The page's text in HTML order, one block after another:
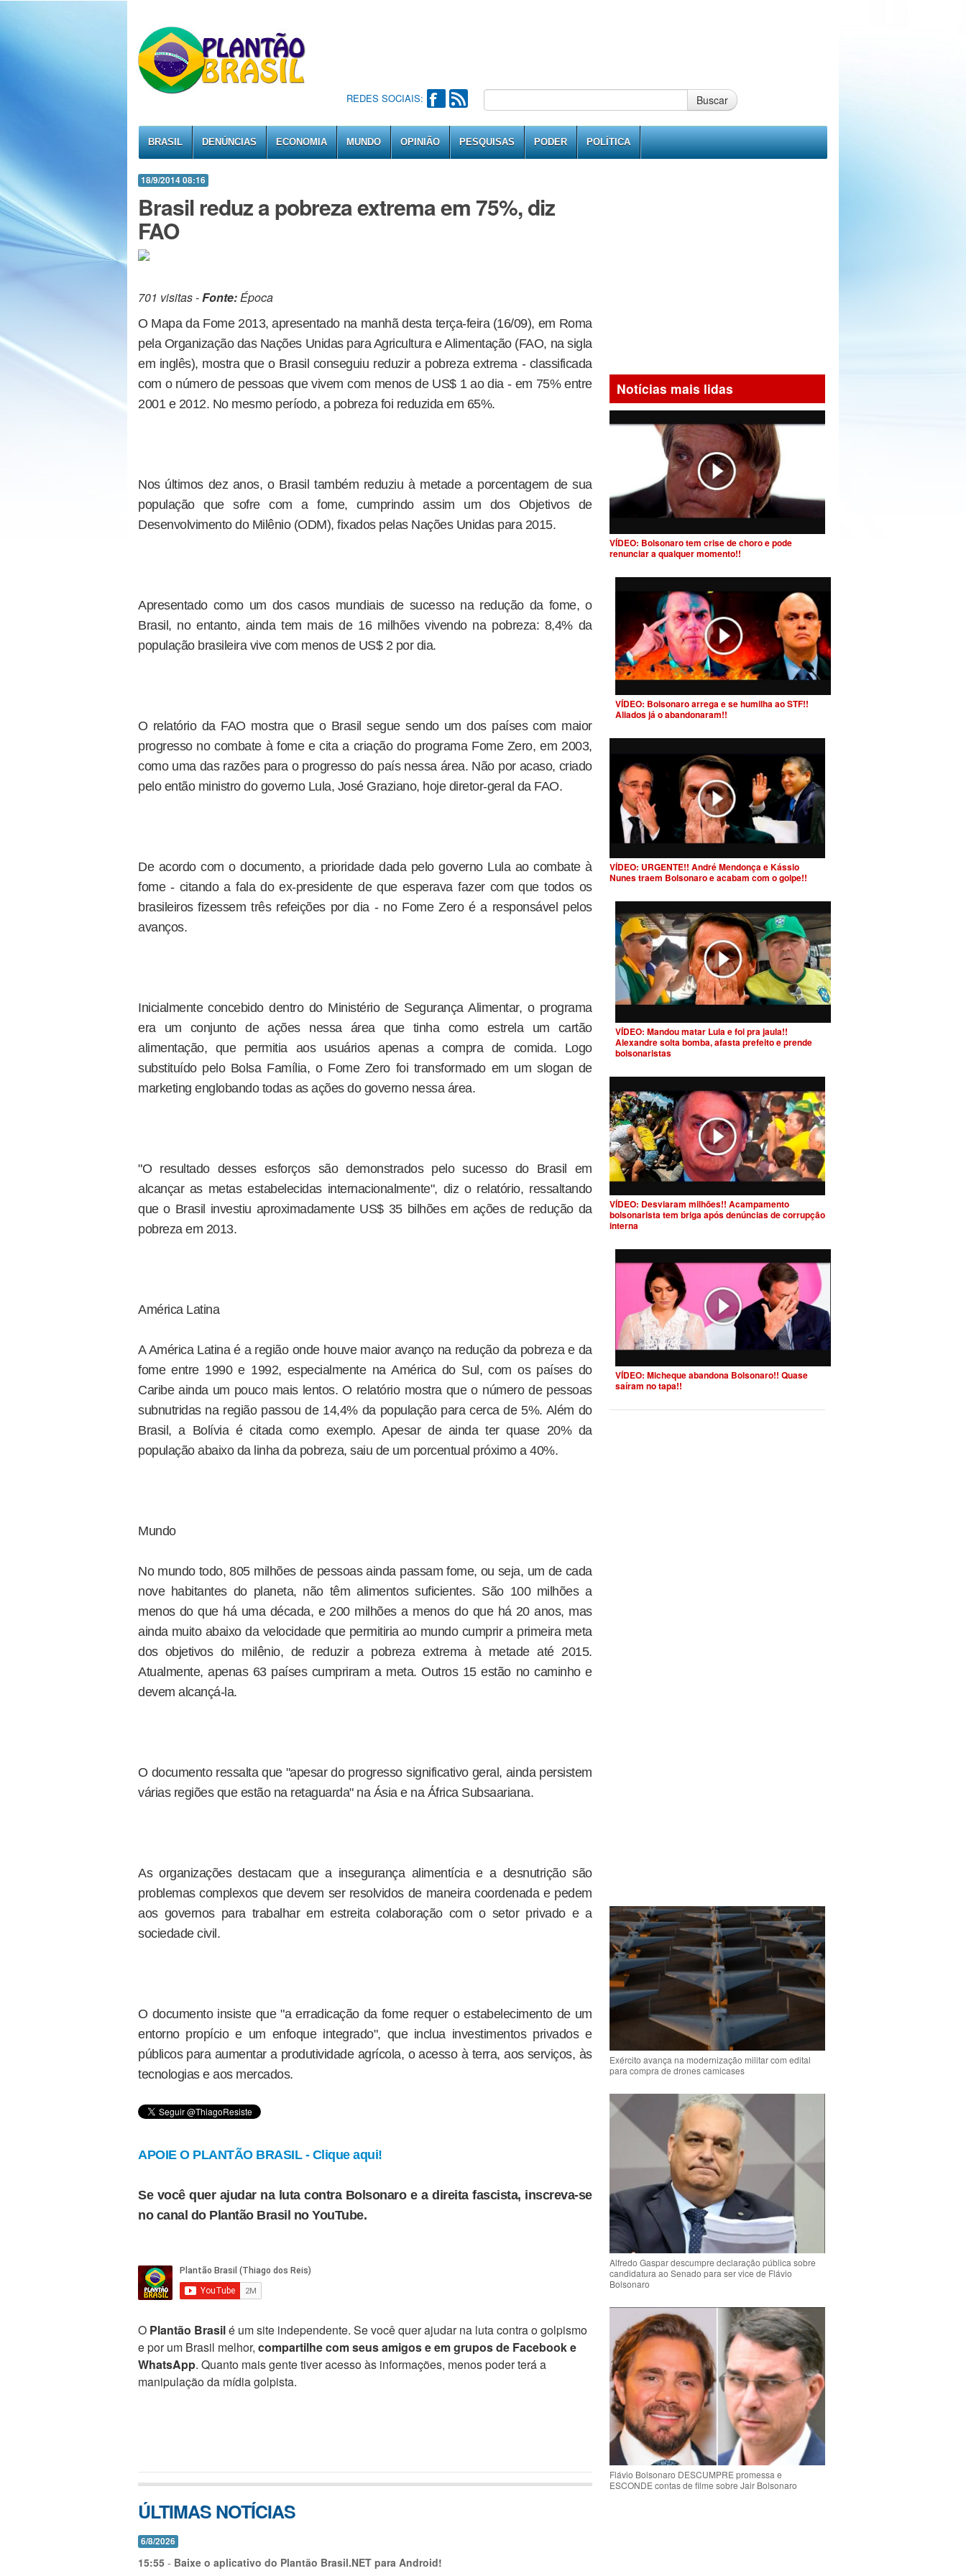
REDES SOCIAIS: Buscar
BRASIL DENÚNCIAS ECONOMIA MUNDO OPINIÃO PESQUISAS PODER POLÍTICA
18/9/2014 08:16
Brasil reduz a pobreza extrema em 75%, diz
FAO
701 visitas -Fonte:Época
O Mapa da Fome 2013, apresentado na manhã desta terça-feira (16/09), em Roma
pela Organização das Nações Unidas para Agricultura e Alimentação (FAO, na sigla
em inglês), mostra que o Brasil conseguiu reduzir a pobreza extrema - classificada
com o número de pessoas que vivem com menos de US$ 1 ao dia - em 75% entre
2001 e 2012. No mesmo período, a pobreza foi reduzida em 65%.
Nos últimos dez anos, o Brasil também reduziu à metade a porcentagem de sua
população que sofre com a fome, cumprindo assim um dos Objetivos de
Desenvolvimento do Milênio (ODM), fixados pelas Nações Unidas para 2015.
Apresentado como um dos casos mundiais de sucesso na redução da fome, o
Brasil, no entanto, ainda tem mais de 16 milhões vivendo na pobreza: 8,4% da
população brasileira vive com menos de US$ 2 por dia.
O relatório da FAO mostra que o Brasil segue sendo um dos países com maior
progresso no combate à fome e cita a criação do programa Fome Zero, em 2003,
como uma das razões para o progresso do país nessa área. Não por acaso, criado
pelo então ministro do governo Lula, José Graziano, hoje diretor-geral da FAO.
De acordo com o documento, a prioridade dada pelo governo Lula ao combate à
fome - citando a fala do ex-presidente de que esperava fazer com que todos os
brasileiros fizessem três refeições por dia - no Fome Zero é a responsável pelos
avanços.
Inicialmente concebido dentro do Ministério de Segurança Alimentar, o programa
era um conjunto de ações nessa área que tinha como estrela um cartão
alimentação, que permitia aos usuários apenas a compra de comida. Logo
substituído pelo Bolsa Família, o Fome Zero foi transformado em um slogan de
marketing englobando todas as ações do governo nessa área.
"O resultado desses esforços são demonstrados pelo sucesso do Brasil em
alcançar as metas estabelecidas internacionalmente", diz o relatório, ressaltando
que o Brasil investiu aproximadamente US$ 35 bilhões em ações de redução da
pobreza em 2013.
América Latina
A América Latina é a região onde houve maior avanço na redução da pobreza e da
fome entre 1990 e 1992, especialmente na América do Sul, com os países do
Caribe ainda um pouco mais lentos. O relatório mostra que o número de pessoas
subnutridas na região passou de 14,4% da população para cerca de 5%. Além do
Brasil, a Bolívia é citada como exemplo. Apesar de ainda ter quase 20% da
população abaixo da linha da pobreza, saiu de um porcentual próximo a 40%.
Mundo
No mundo todo, 805 milhões de pessoas ainda passam fome, ou seja, um de cada
nove habitantes do planeta, não têm alimentos suficientes. São 100 milhões a
menos do que há uma década, e 200 milhões a menos do que há 20 anos, mas
ainda muito abaixo da velocidade que permitiria ao mundo cumprir a primeira meta
dos objetivos do milênio, de reduzir a pobreza extrema à metade até 2015.
Atualmente, apenas 63 países cumpriram a meta. Outros 15 estão no caminho e
devem alcançá-la.
O documento ressalta que "apesar do progresso significativo geral, ainda persistem
várias regiões que estão na retaguarda" na Ásia e na África Subsaariana.
As organizações destacam que a insegurança alimentícia e a desnutrição são
problemas complexos que devem ser resolvidos de maneira coordenada e pedem
aos governos para trabalhar em estreita colaboração com o setor privado e a
sociedade civil.
O documento insiste que "a erradicação da fome requer o estabelecimento de um
entorno propício e um enfoque integrado", que inclua investimentos privados e
públicos para aumentar a produtividade agrícola, o acesso à terra, aos serviços, às
tecnologias e aos mercados.
APOIE O PLANTÃO BRASIL - Clique aqui!
Se você quer ajudar na luta contra Bolsonaro e a direita fascista, inscreva-se
no canal do Plantão Brasil no YouTube.
O Plantão Brasilé um site independente. Se você quer ajudar na luta contra o golpismo
e por um Brasil melhor, compartilhe com seus amigos e em grupos de Facebook e
WhatsApp. Quanto mais gente tiver acesso às informações, menos poder terá a
manipulação da mídia golpista.
ÚLTIMAS NOTÍCIAS
6/8/2026
15:55 - Baixe o aplicativo do Plantão Brasil.NET para Android!
Notícias mais lidas
VÍDEO: Bolsonaro tem crise de choro e pode
renunciar a qualquer momento!!
VÍDEO: Bolsonaro arrega e se humilha ao STF!!
Aliados já o abandonaram!!
VÍDEO: URGENTE!! André Mendonça e Kássio
Nunes traem Bolsonaro e acabam com o golpe!!
VÍDEO: Mandou matar Lula e foi pra jaula!!
Alexandre solta bomba, afasta prefeito e prende
bolsonaristas
VÍDEO: Desviaram milhões!! Acampamento
bolsonarista tem briga após denúncias de corrupção
interna
VÍDEO: Micheque abandona Bolsonaro!! Quase
saíram no tapa!!
Exército avança na modernização militar com edital
para compra de drones camicases
Alfredo Gaspar descumpre declaração pública sobre
candidatura ao Senado para ser vice de Flávio
Bolsonaro
Flávio Bolsonaro DESCUMPRE promessa e
ESCONDE contas de filme sobre Jair Bolsonaro